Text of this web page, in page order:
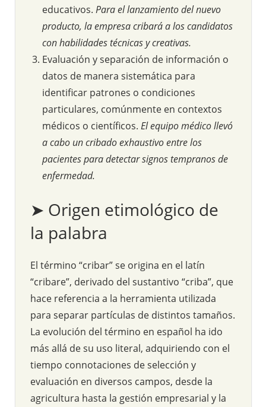
educativos. Para el lanzamiento del nuevo
producto, la empresa cribará a los candidatos
con habilidades técnicas y creativas.
Evaluación y separación de información o
datos de manera sistemática para
identificar patrones o condiciones
particulares, comúnmente en contextos
médicos o científicos. El equipo médico llevó
a cabo un cribado exhaustivo entre los
pacientes para detectar signos tempranos de
enfermedad.
➤ Origen etimológico de
la palabra
El término “cribar” se origina en el latín
“cribare”, derivado del sustantivo “criba”, que
hace referencia a la herramienta utilizada
para separar partículas de distintos tamaños.
La evolución del término en español ha ido
más allá de su uso literal, adquiriendo con el
tiempo connotaciones de selección y
evaluación en diversos campos, desde la
agricultura hasta la gestión empresarial y la